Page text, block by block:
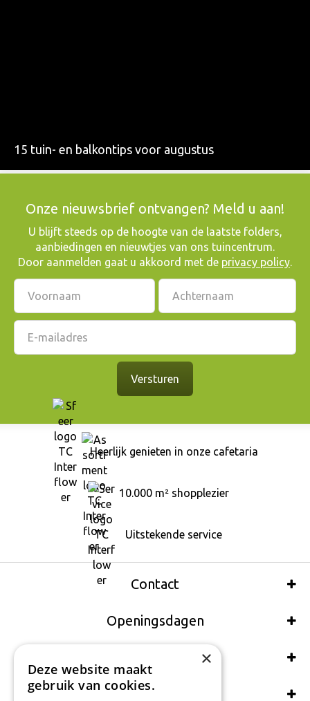
15 tuin- en balkontips voor augustus
Onze nieuwsbrief ontvangen? Meld u aan!
​U blijft steeds op de hoogte van de laatste folders,
aanbiedingen en nieuwtjes van ons tuincentrum.
Door aanmelden gaat u akkoord met de privacy policy.
Heerlijk genieten in onze cafetaria
10.000 m² shopplezier
Uitstekende service
Contact
Openingsdagen
Wij accepteren ook:
Schrijf een recensie
×
Deze website maakt
gebruik van cookies.